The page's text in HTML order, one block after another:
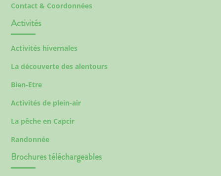
Contact & Coordonnées
Activités
Activités hivernales
La découverte des alentours
Bien-Etre
Activités de plein-air
La pêche en Capcir
Randonnée
Brochures téléchargeables